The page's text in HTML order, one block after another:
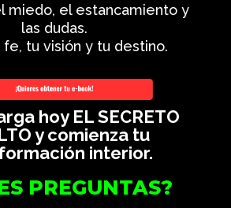
miedo, el estancamiento y
las dudas.
tu visión y tu destino.
hoy EL SECRETO
y comienza tu
interior.
PREGUNTAS?